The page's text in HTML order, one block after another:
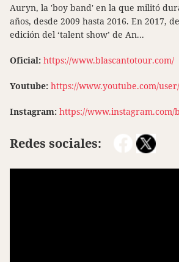
Auryn, la 'boy band' en la que militó
años, desde 2009 hasta 2016. En 2017,
edición del ‘talent show’ de An...
Oficial: https://www.blascantotour.com/
Youtube: https://www.youtube.com/
Instagram: https://www.instagram.com/
Redes sociales: